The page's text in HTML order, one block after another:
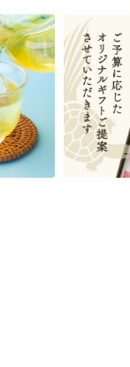
近江米と日本酒の「み
ずかがみ」パウンドケ
ーキ（カット）-単品-
540 (税込)
【季節限定】水出し緑
茶詰合せ 気軽に愉し
むセット
1,420 (税込)
【送料込み】宇治抹茶
そば160ｇ×2袋（4人
前）＋特撰そばつゆ4
個（ポスト便）
2,028 (税込)
老舗茶舗のひやひやス
イーツセット 3種6個
3,356 (税込)
茶道具 抹茶茶碗（まっ
ちゃちゃわん） 刷毛目
茶碗 前田 瑞雲
4,290 (税込)